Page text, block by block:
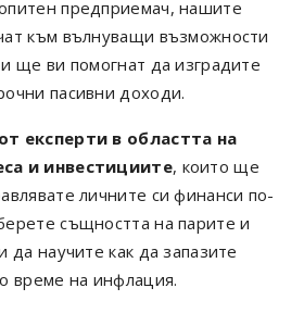
предприемач, нашите
към вълнуващи възможности
ще ви помогнат да изградите
пасивни доходи.
експерти в областта на
и инвестициите, които ще
личните си финанси по-
същността на парите и
да научите как да запазите
време на инфлация.